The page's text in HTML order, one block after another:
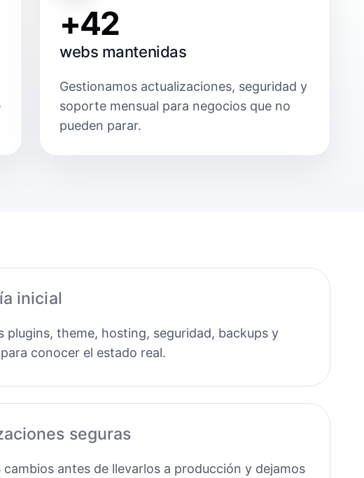
+42
webs mantenidas
Gestionamos actualizaciones, seguridad y
soporte mensual para negocios que no
pueden parar.
inicial
plugins, theme, hosting, seguridad, backups y
conocer el estado real.
seguras
cambios antes de llevarlos a producción y dejamos